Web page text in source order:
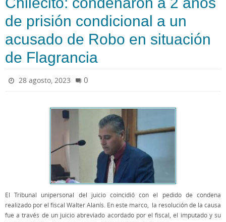
de prisión condicional a un
acusado de Robo en situación
de Flagrancia
28 agosto, 2023 0
El Tribunal unipersonal del juicio coincidió con el pedido de condena
realizado por el fiscal Walter Alanís. En este marco, la resolución de la causa
fue a través de un juicio abreviado acordado por el fiscal, el imputado y su